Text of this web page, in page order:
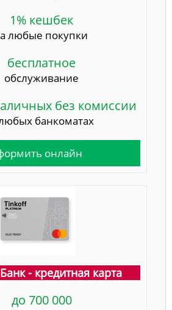
1% кешбек
любые покупки
бесплатное
обслуживание
без комиссии
банкоматах
онлайн
- кредитная карта
до 700 000